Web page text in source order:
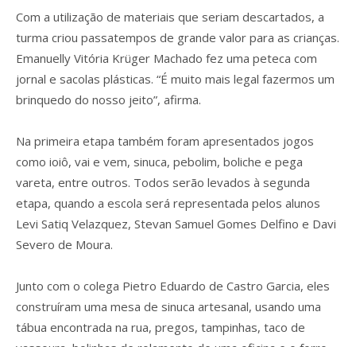
Com a utilização de materiais que seriam descartados, a
turma criou passatempos de grande valor para as crianças.
Emanuelly Vitória Krüger Machado fez uma peteca com
jornal e sacolas plásticas. “É muito mais legal fazermos um
brinquedo do nosso jeito”, afirma.
Na primeira etapa também foram apresentados jogos
como ioiô, vai e vem, sinuca, pebolim, boliche e pega
vareta, entre outros. Todos serão levados à segunda
etapa, quando a escola será representada pelos alunos
Levi Satiq Velazquez, Stevan Samuel Gomes Delfino e Davi
Severo de Moura.
Junto com o colega Pietro Eduardo de Castro Garcia, eles
construíram uma mesa de sinuca artesanal, usando uma
tábua encontrada na rua, pregos, tampinhas, taco de